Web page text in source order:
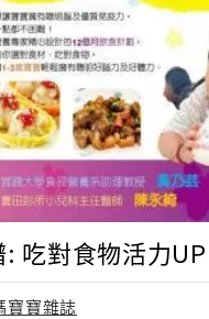
吃對食物活力UP
寶寶雜誌